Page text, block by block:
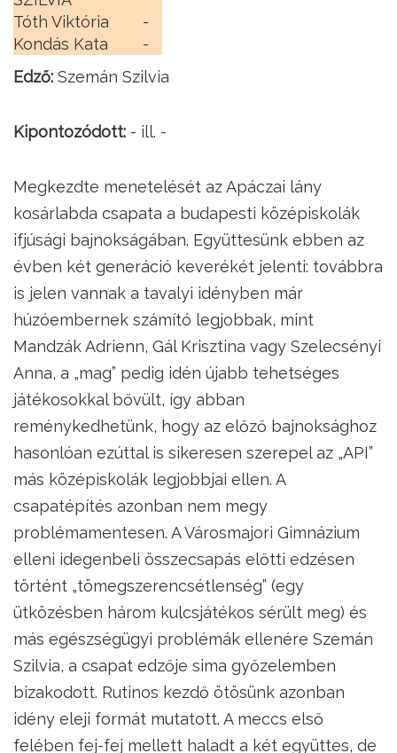
Tóth Viktória
-
Kondás Kata
-
Edző: Szemán Szilvia
Kipontozódott: - ill. -
Megkezdte menetelését az Apáczai lány
kosárlabda csapata a budapesti középiskolák
ifjúsági bajnokságában. Együttesünk ebben az
évben két generáció keverékét jelenti: továbbra
is jelen vannak a tavalyi idényben már
húzóembernek számító legjobbak, mint
Mandzák Adrienn, Gál Krisztina vagy Szelecsényi
Anna, a „mag” pedig idén újabb tehetséges
játékosokkal bővült, így abban
reménykedhetünk, hogy az előző bajnoksághoz
hasonlóan ezúttal is sikeresen szerepel az „API”
más középiskolák legjobbjai ellen. A
csapatépítés azonban nem megy
problémamentesen. A Városmajori Gimnázium
elleni idegenbeli összecsapás előtti edzésen
történt „tömegszerencsétlenség” (egy
ütközésben három kulcsjátékos sérült meg) és
más egészségügyi problémák ellenére Szemán
Szilvia, a csapat edzője sima győzelemben
bizakodott. Rutinos kezdő ötösünk azonban
idény eleji formát mutatott. A meccs első
felében fej-fej mellett haladt a két együttes, de